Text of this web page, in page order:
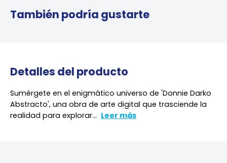
También podría gustarte
Detalles del producto
Sumérgete en el enigmático universo de 'Donnie Darko
Abstracto', una obra de arte digital que trasciende la
realidad para explorar... Leer más